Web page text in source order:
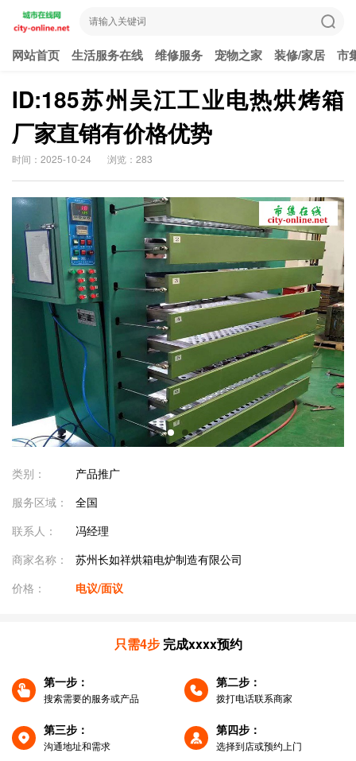
网站首页 生活服务在线 维修服务 宠物之家 装修/家居 市
ID:185苏州吴江工业电热烘烤箱
厂家直销有价格优势
时间：2025-10-24 浏览：283
类别：
产品推广
服务区域：
全国
联系人：
冯经理
商家名称：
苏州长如祥烘箱电炉制造有限公司
价格：
电议/面议
只需4步 完成xxxx预约
第一步：
搜索需要的服务或产品
第二步：
拨打电话联系商家
第三步：
沟通地址和需求
第四步：
选择到店或预约上门